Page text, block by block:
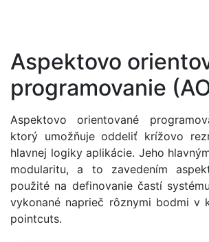
Aspektovo
programovanie
Aspektovo orientované
ktorý umožňuje oddeliť krížovo
hlavnej logiky aplikácie. Jeho
modularitu, a to zavedením
použité na definovanie častí
vykonané naprieč rôznymi bodmi v
pointcuts.